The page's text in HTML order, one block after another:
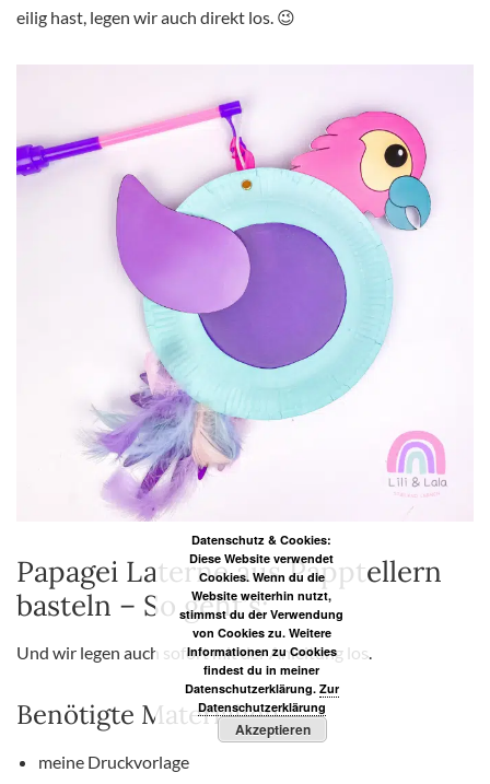
eilig hast, legen wir auch direkt los. 😉
Papagei Laterne aus Papptellern
basteln – So geht’s:
Und wir legen auch sofort mit der Anleitung los.
Benötigte Materialien:
meine Druckvorlage
Datenschutz & Cookies:
Diese Website verwendet
Cookies. Wenn du die
Website weiterhin nutzt,
stimmst du der Verwendung
von Cookies zu. Weitere
Informationen zu Cookies
findest du in meiner
Datenschutzerklärung. Zur
Datenschutzerklärung
Akzeptieren